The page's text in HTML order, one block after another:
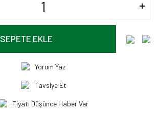
SEPETE EKLE
Yorum Yaz
Tavsiye Et
Fiyatı Düşünce Haber Ver